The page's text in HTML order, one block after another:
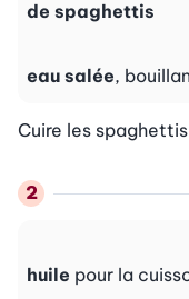
de spaghettis
eau salée,
Cuire les
huile pour la